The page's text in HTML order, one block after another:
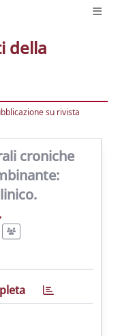
della
su rivista
croniche